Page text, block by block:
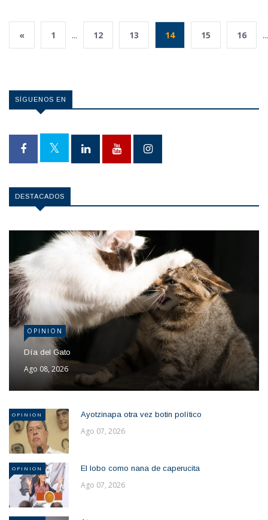
« 1 ... 12 13 14 15 16 ...
SÍGUENOS EN
DESTACADOS
OPINION
Día del Gato
Ago 08, 2026
OPINION Ayotzinapa otra vez botin político
Ago 07, 2026
OPINION El lobo como nana de caperucita
Ago 07, 2026